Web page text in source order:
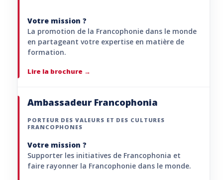
Votre mission ?
La promotion de la Francophonie dans le monde
en partageant votre expertise en matière de
formation.
Lire la brochure
Ambassadeur Francophonia
PORTEUR DES VALEURS ET DES CULTURES
FRANCOPHONES
Votre mission ?
Supporter les initiatives de Francophonia et
faire rayonner la Francophonie dans le monde.